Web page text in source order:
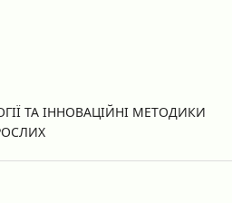
ТА ІННОВАЦІЙНІ МЕТОДИКИ